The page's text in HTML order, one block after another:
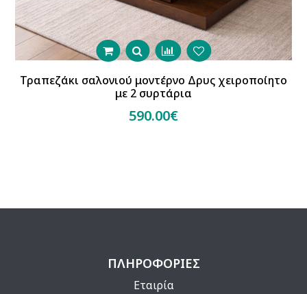
Τραπεζάκι σαλονιού μοντέρνο Δρυς χειροποίητο
με 2 συρτάρια
590.00€
ΠΛΗΡΟΦΟΡΙΕΣ
Εταιρία